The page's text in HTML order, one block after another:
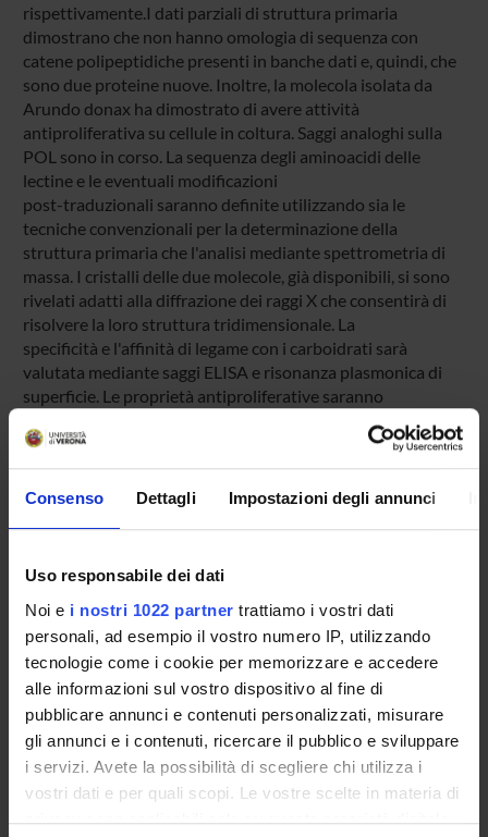
Consenso Dettagli Impostazioni degli annunci
Uso responsabile dei dati
Noi e i nostri 1022 partner trattiamo i vostri dati
personali, ad esempio il vostro numero IP, utilizzando
tecnologie come i cookie per memorizzare e accedere
alle informazioni sul vostro dispositivo al fine di
pubblicare annunci e contenuti personalizzati, misurare
gli annunci e i contenuti, ricercare il pubblico e sviluppare
i servizi. Avete la possibilità di scegliere chi utilizza i
vostri dati e per quali scopi. Le vostre scelte in materia di
privacy sono applicabili solo su questa proprietà digitale
rispettivamente.I dati parziali di struttura primaria
dimostrano che non hanno omologia di sequenza con
catene polipeptidiche presenti in banche dati e, quindi, che
sono due proteine nuove. Inoltre, la molecola isolata da
Arundo donax ha dimostrato di avere attività
antiproliferativa su cellule in coltura. Saggi analoghi sulla
POL sono in corso. La sequenza degli aminoacidi delle
lectine e le eventuali modificazioni
post-traduzionali saranno definite utilizzando sia le
tecniche convenzionali per la determinazione della
struttura primaria che l'analisi mediante spettrometria di
massa. I cristalli delle due molecole, già disponibili, si sono
rivelati adatti alla diffrazione dei raggi X che consentirà di
risolvere la loro struttura tridimensionale. La
specificità e l'affinità di legame con i carboidrati sarà
valutata mediante saggi ELISA e risonanza plasmonica di
superficie. Le proprietà antiproliferative saranno
definite su un ampio pannello di linee cellulari umane. La
capacità di legare selettivamente catene oligosaccaridiche
presenti sulla superficie di cellule umane,
tumorali e non, prelievi bioptici, e batteri, sarà determinata
proteine e, tra queste, di una nuova lectina isolata da
uova di carpa e denominata Fish Egg Lectin.
ENTI FINANZIATORI:
Ministero dell'Istruzione dell'Università e della Ricerca
Finanziamento:assegnato e gestito da un ente esterno
all'ateneo
Programma: FINANZMIUR - Finanziamento MIUR per la
ricerca